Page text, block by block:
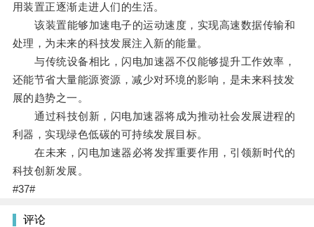
用装置正逐渐走进人们的生活。
该装置能够加速电子的运动速度，实现高速数据传输和
处理，为未来的科技发展注入新的能量。
与传统设备相比，闪电加速器不仅能够提升工作效率，
还能节省大量能源资源，减少对环境的影响，是未来科技发
展的趋势之一。
通过科技创新，闪电加速器将成为推动社会发展进程的
利器，实现绿色低碳的可持续发展目标。
在未来，闪电加速器必将发挥重要作用，引领新时代的
科技创新发展。
#37#
评论